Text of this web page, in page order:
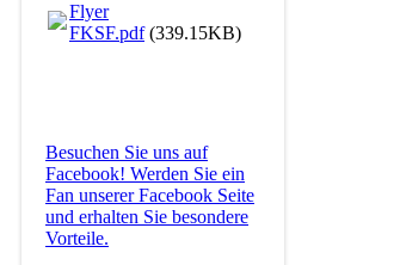
Flyer
FKSF.pdf(339.15KB)
Besuchen Sie uns auf
Facebook! Werden Sie ein
Fan unserer Facebook Seite
und erhalten Sie besondere
Vorteile.